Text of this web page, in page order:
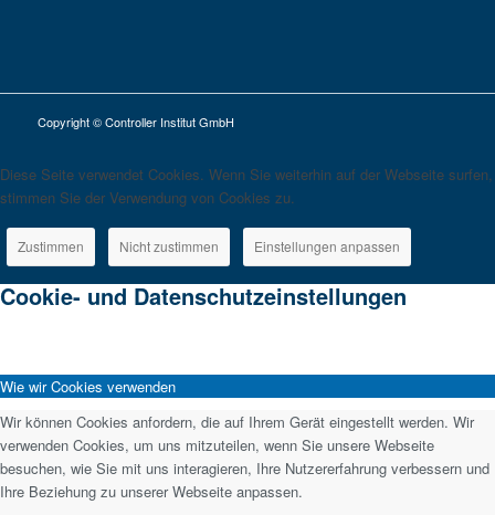
Copyright © Controller Institut GmbH
Diese Seite verwendet Cookies. Wenn Sie weiterhin auf der Webseite surfen,
stimmen Sie der Verwendung von Cookies zu.
Zustimmen Nicht zustimmen Einstellungen anpassen
Cookie- und Datenschutzeinstellungen
Wie wir Cookies verwenden
Wir können Cookies anfordern, die auf Ihrem Gerät eingestellt werden. Wir
verwenden Cookies, um uns mitzuteilen, wenn Sie unsere Webseite
besuchen, wie Sie mit uns interagieren, Ihre Nutzererfahrung verbessern und
Ihre Beziehung zu unserer Webseite anpassen.